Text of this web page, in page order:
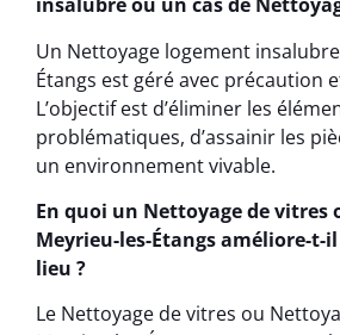
Un Nettoyage logement
Étangs est géré avec précaution
L’objectif est d’éliminer les
problématiques, d’assainir les
un environnement vivable.
En quoi un Nettoyage de vitres
Meyrieu-les-Étangs améliore-t-il
lieu ?
Le Nettoyage de vitres ou